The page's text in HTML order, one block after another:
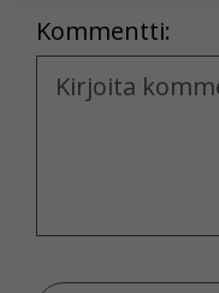
Kommentti:
Kommentti
Voit valita,